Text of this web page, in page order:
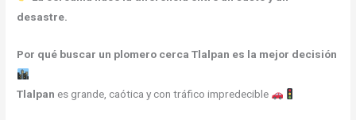
desastre.
Por qué buscar un plomero cerca Tlalpan es la mejor decisión
Tlalpan es grande, caótica y con tráfico impredecible